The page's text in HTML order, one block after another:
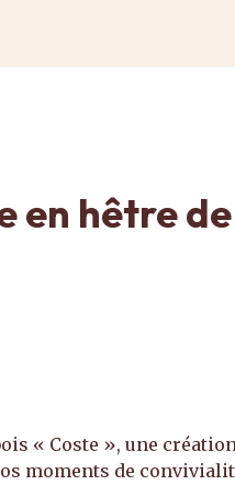
en hêtre de
« Coste », une
moments de